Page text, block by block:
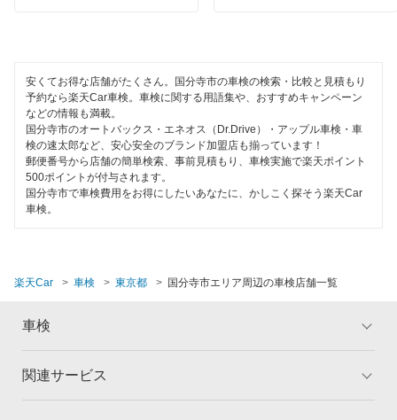
西多摩郡
西東京市
八王子市
羽村市
東村山市
東大和市
輸入車OK
ハイブリッド車OK
EV車OK
120分以内の車検
1級整備士在籍
コンピューター診断
安くてお得な店舗がたくさん。国分寺市の車検の検索・比較と見積もり
予約なら楽天Car車検。車検に関する用語集や、おすすめキャンペーン
などの情報も満載。
国分寺市のオートバックス・エネオス（Dr.Drive）・アップル車検・車
検の速太郎など、安心安全のブランド加盟店も揃っています！
郵便番号から店舗の簡単検索、事前見積もり、車検実施で楽天ポイント
500ポイントが付与されます。
国分寺市で車検費用をお得にしたいあなたに、かしこく探そう楽天Car
車検。
楽天Car 車検 東京都 国分寺市エリア周辺の車検店舗一覧
車検
トップ
関連サービス